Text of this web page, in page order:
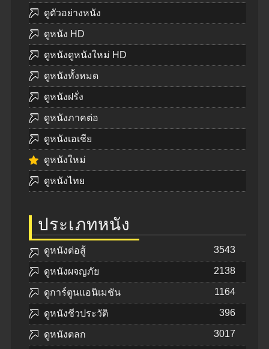
ดูตัวอย่างหนัง
ดูหนัง HD
ดูหนังดูหนังใหม่ HD
ดูหนังทั้งหมด
ดูหนังฝรั่ง
ดูหนังภาคต่อ
ดูหนังเอเชีย
ดูหนังใหม่
ดูหนังไทย
ประเภทหนัง
ดูหนังต่อสู้ 3543
ดูหนังผจญภัย 2138
ดูการ์ตูนแอนิเมชัน 1164
ดูหนังชีวประวัติ 396
ดูหนังตลก 3017